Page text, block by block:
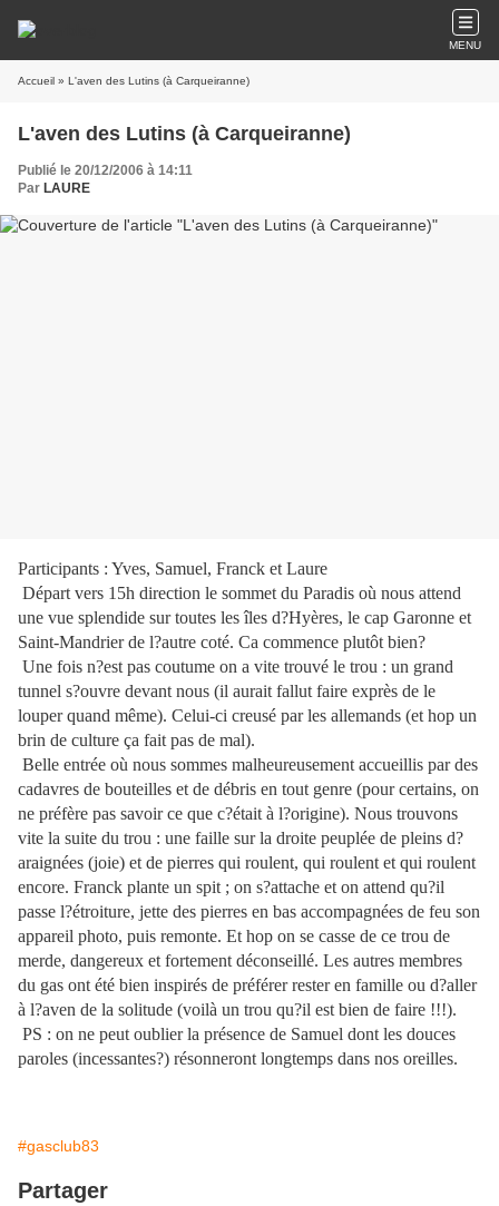
MENU
Accueil » L'aven des Lutins (à Carqueiranne)
L'aven des Lutins (à Carqueiranne)
Publié le 20/12/2006 à 14:11
Par LAURE
Participants : Yves, Samuel, Franck et Laure
Départ vers 15h direction le sommet du Paradis où nous attend
une vue splendide sur toutes les îles d?Hyères, le cap Garonne et
Saint-Mandrier de l?autre coté. Ca commence plutôt bien?
Une fois n?est pas coutume on a vite trouvé le trou : un grand
tunnel s?ouvre devant nous (il aurait fallut faire exprès de le
louper quand même). Celui-ci creusé par les allemands (et hop un
brin de culture ça fait pas de mal).
Belle entrée où nous sommes malheureusement accueillis par des
cadavres de bouteilles et de débris en tout genre (pour certains, on
ne préfère pas savoir ce que c?était à l?origine). Nous trouvons
vite la suite du trou : une faille sur la droite peuplée de pleins d?
araignées (joie) et de pierres qui roulent, qui roulent et qui roulent
encore. Franck plante un spit ; on s?attache et on attend qu?il
passe l?étroiture, jette des pierres en bas accompagnées de feu son
appareil photo, puis remonte. Et hop on se casse de ce trou de
merde, dangereux et fortement déconseillé. Les autres membres
du gas ont été bien inspirés de préférer rester en famille ou d?aller
à l?aven de la solitude (voilà un trou qu?il est bien de faire !!!).
PS : on ne peut oublier la présence de Samuel dont les douces
paroles (incessantes?) résonneront longtemps dans nos oreilles.
#gasclub83
Partager